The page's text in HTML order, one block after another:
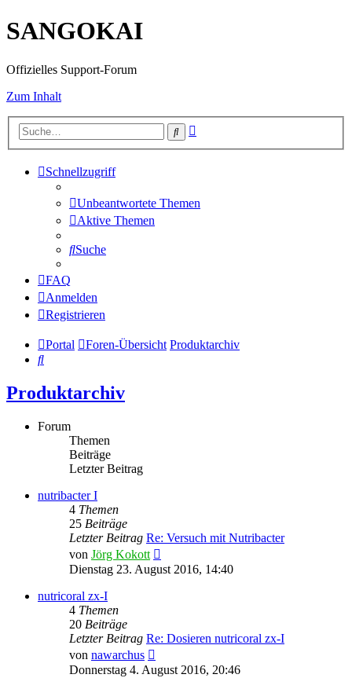
SANGOKAI
Offizielles Support-Forum
Zum Inhalt
Suche
Schnellzugriff
Unbeantwortete Themen
Aktive Themen
Suche
FAQ
Anmelden
Registrieren
Portal Foren-Übersicht Produktarchiv
Suche
Produktarchiv
Forum
Themen
Beiträge
Letzter Beitrag
nutribacter I
4 Themen
25 Beiträge
Letzter Beitrag Re: Versuch mit Nutribacter
von Jörg Kokott
Beitrag
Dienstag 23. August 2016, 14:40
nutricoral zx-I
4 Themen
20 Beiträge
Letzter Beitrag Re: Dosieren nutricoral zx-I
von nawarchus
Beitrag
Donnerstag 4. August 2016, 20:46